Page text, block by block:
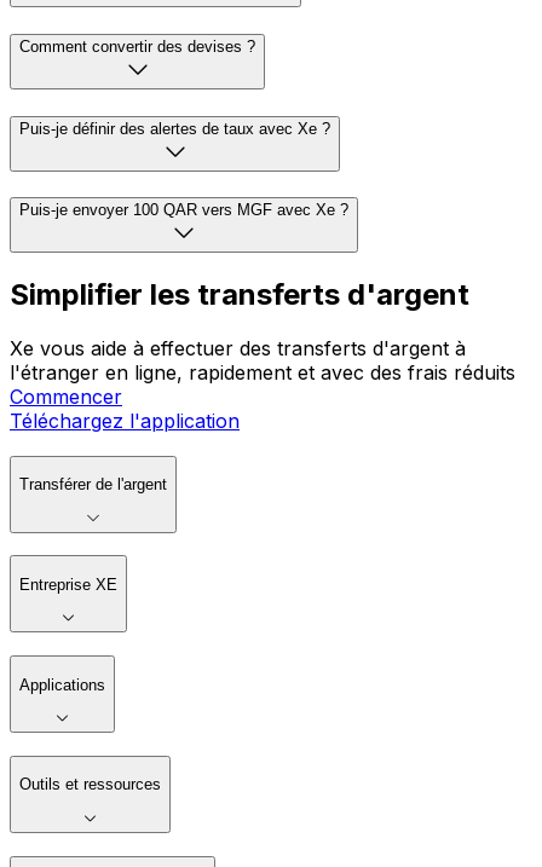
Comment convertir des devises ?
Puis-je définir des alertes de taux avec Xe ?
Puis-je envoyer 100 QAR vers MGF avec Xe ?
Simplifier les transferts d'argent
Xe vous aide à effectuer des transferts d'argent à
l'étranger en ligne, rapidement et avec des frais réduits
Commencer
Téléchargez l'application
Transférer de l'argent
Entreprise XE
Applications
Outils et ressources